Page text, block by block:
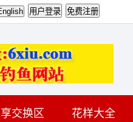
交换区 花样大全